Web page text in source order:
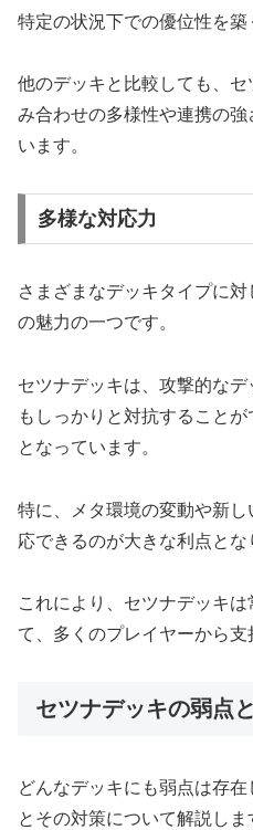
特定の状況下での優位性を築
他のデッキと比較しても、
み合わせの多様性や連携の
います。
多様な対応力
さまざまなデッキタイプに
の魅力の一つです。
セツナデッキは、攻撃的な
もしっかりと対抗すること
となっています。
特に、メタ環境の変動や新
応できるのが大きな利点とな
これにより、セツナデッキ
て、多くのプレイヤーから支
セツナデッキの弱点
どんなデッキにも弱点は存
とその対策について解説しま